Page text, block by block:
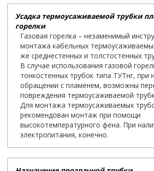
Усадка термоусаживаемой трубки
горелки
Газовая горелка – незаменимый
монтажа кабельных
же среднестенных и толстостенных
В случае использования газовой
тонкостенных трубок типа ТУТнг, при
обращении с пламенем, возможны
повреждения термоусаживаемой
Для монтажа термоусаживаемых
рекомендован монтаж при помощи
высокотемпературного фена. При
электропитания, конечно.